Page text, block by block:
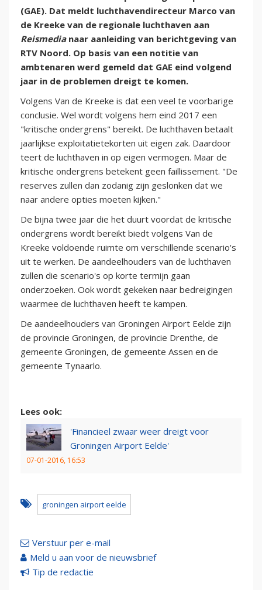
(GAE). Dat meldt luchthavendirecteur Marco van
de Kreeke van de regionale luchthaven aan
Reismedianaar aanleiding van berichtgeving van
RTV Noord. Op basis van een notitie van
ambtenaren werd gemeld dat GAE eind volgend
jaar in de problemen dreigt te komen.
Volgens Van de Kreeke is dat een veel te voorbarige
conclusie. Wel wordt volgens hem eind 2017 een
"kritische ondergrens" bereikt. De luchthaven betaalt
jaarlijkse exploitatietekorten uit eigen zak. Daardoor
teert de luchthaven in op eigen vermogen. Maar de
kritische ondergrens betekent geen faillissement. "De
reserves zullen dan zodanig zijn geslonken dat we
naar andere opties moeten kijken."
De bijna twee jaar die het duurt voordat de kritische
ondergrens wordt bereikt biedt volgens Van de
Kreeke voldoende ruimte om verschillende scenario's
uit te werken. De aandeelhouders van de luchthaven
zullen die scenario's op korte termijn gaan
onderzoeken. Ook wordt gekeken naar bedreigingen
waarmee de luchthaven heeft te kampen.
De aandeelhouders van Groningen Airport Eelde zijn
de provincie Groningen, de provincie Drenthe, de
gemeente Groningen, de gemeente Assen en de
gemeente Tynaarlo.
Lees ook:
'Financieel zwaar weer dreigt voor
Groningen Airport Eelde'
07-01-2016, 16:53
groningen airport eelde
Verstuur per e-mail
Meld u aan voor de nieuwsbrief
Tip de redactie